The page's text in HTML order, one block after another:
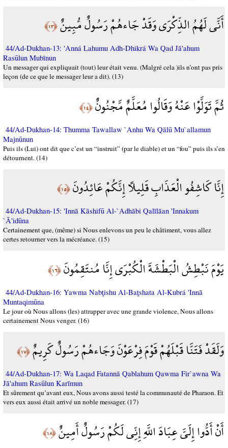
أَنَّى لَهُمُ الذِّكْرَى وَقَدْ جَاءهُمْ رَسُولٌ مُّبِينٌ﴿١٣﴾
44/Ad-Dukhan-13: 'Anná Lahumu Adh-Dhikrá Wa Qad Jā'ahum
Rasūlun Mubīnun
Un messager qui expliquait (tout) leur était venu. (Malgré cela )ils n’ont pas pris
leçon (de ce que le messager leur a dit). (13)
ثُمَّ تَوَلَّوْا عَنْهُ وَقَالُوا مُعَلَّمٌ مَّجْنُونٌ﴿١٤﴾
44/Ad-Dukhan-14: Thumma Tawallaw `Anhu Wa Qālū Mu`allamun
Majnūnun
Puis ils (Lui) ont dit que c’est un “instruit” (par le diable) et un “fou” puis ils s’en
détournent. (14)
إِنَّا كَاشِفُو الْعَذَابِ قَلِيلًا إِنَّكُمْ عَائِدُونَ﴿١٥﴾
44/Ad-Dukhan-15: 'Innā Kāshifū Al-`Adhābi Qalīlāan 'Innakum
`Ā'idūna
Certainement que, (même) si Nous enlevons un peu le châtiment, vous allez
certes retourner vers la mécréance. (15)
يَوْمَ نَبْطِشُ الْبَطْشَةَ الْكُبْرَى إِنَّا مُنتَقِمُونَ﴿١٦﴾
44/Ad-Dukhan-16: Yawma Nabţishu Al-Baţshata Al-Kubrá 'Innā
Muntaqimūna
Le jour où Nous allons (les) attrapper avec une grande violence, Nous allons
certainement Nous venger. (16)
وَلَقَدْ فَتَنَّا قَبْلَهُمْ قَوْمَ فِرْعَوْنَ وَجَاءهُمْ رَسُولٌ كَرِيمٌ﴿١٧﴾
44/Ad-Dukhan-17: Wa Laqad Fatannā Qablahum Qawma Fir`awna Wa
Jā'ahum Rasūlun Karīmun
Et sûrement qu’avant eux, Nous avons aussi testé la communauté de Pharaon. Et
vers eux aussi était arrivé un noble messager. (17)
أَنْ أَدُّوا إِلَيَّ عِبَادَ اللَّهِ إِنِّي لَكُمْ رَسُولٌ أَمِينٌ﴿١٨﴾